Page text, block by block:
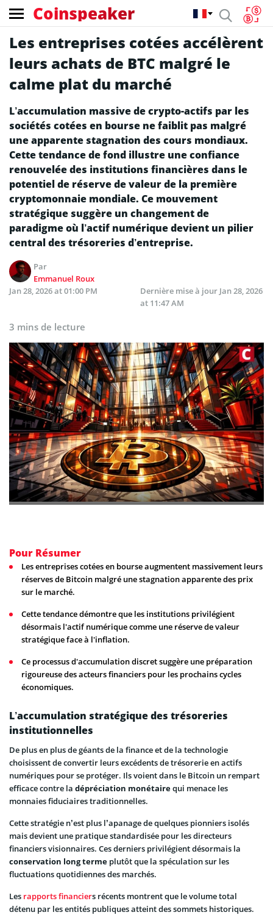
Coinspeaker
Les entreprises cotées accélèrent
leurs achats de BTC malgré le
calme plat du marché
L’accumulation massive de crypto-actifs par les
sociétés cotées en bourse ne faiblit pas malgré
une apparente stagnation des cours mondiaux.
Cette tendance de fond illustre une confiance
renouvelée des institutions financières dans le
potentiel de réserve de valeur de la première
cryptomonnaie mondiale. Ce mouvement
stratégique suggère un changement de
paradigme où l’actif numérique devient un pilier
central des trésoreries d’entreprise.
Par
Emmanuel Roux
Jan 28, 2026 at 01:00 PM
Dernière mise à jour Jan 28, 2026
at 11:47 AM
3 mins de lecture
Pour Résumer
Les entreprises cotées en bourse augmentent massivement leurs
réserves de Bitcoin malgré une stagnation apparente des prix
sur le marché.
Cette tendance démontre que les institutions privilégient
désormais l'actif numérique comme une réserve de valeur
stratégique face à l'inflation.
Ce processus d'accumulation discret suggère une préparation
rigoureuse des acteurs financiers pour les prochains cycles
économiques.
L’accumulation stratégique des trésoreries
institutionnelles
De plus en plus de géants de la finance et de la technologie
choisissent de convertir leurs excédents de trésorerie en actifs
numériques pour se protéger. Ils voient dans le Bitcoin un rempart
efficace contre la dépréciation monétairequi menace les
monnaies fiduciaires traditionnelles.
Cette stratégie n’est plus l’apanage de quelques pionniers isolés
mais devient une pratique standardisée pour les directeurs
financiers visionnaires. Ces derniers privilégient désormais la
conservation long terme plutôt que la spéculation sur les
fluctuations quotidiennes des marchés.
Les rapports financiers récents montrent que le volume total
détenu par les entités publiques atteint des sommets historiques.